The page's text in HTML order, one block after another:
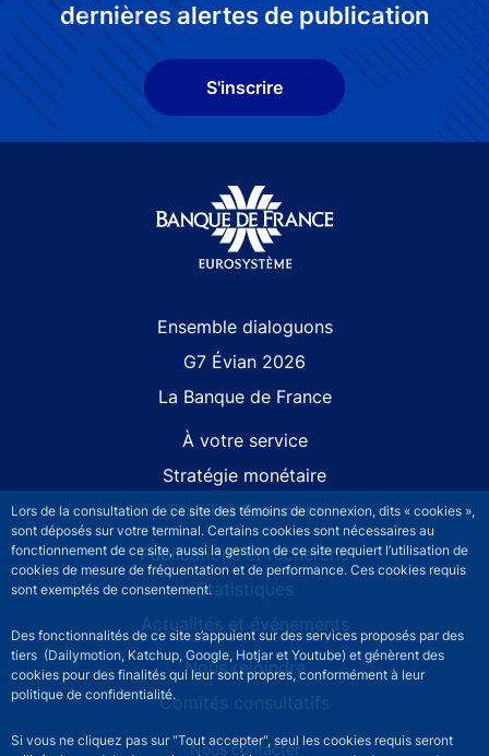
Lors de la consultation de ce site des témoins de connexion, dits « cookies »,
sont déposés sur votre terminal. Certains cookies sont nécessaires au
fonctionnement de ce site, aussi la gestion de ce site requiert l’utilisation de
cookies de mesure de fréquentation et de performance. Ces cookies requis
sont exemptés de consentement.
Des fonctionnalités de ce site s’appuient sur des services proposés par des
tiers (Dailymotion, Katchup, Google, Hotjar et Youtube) et génèrent des
cookies pour des finalités qui leur sont propres, conformément à leur
politique de confidentialité.
Si vous ne cliquez pas sur "Tout accepter", seul les cookies requis seront
dernières alertes de publication
S'inscrire
Ensemble dialoguons
G7 Évian 2026
La Banque de France
À votre service
Stratégie monétaire
Stabilité financière
Publications et recherche
Statistiques
Actualités et événements
Nous rejoindre
Comités consultatifs
Footer secondary menuNous contacter